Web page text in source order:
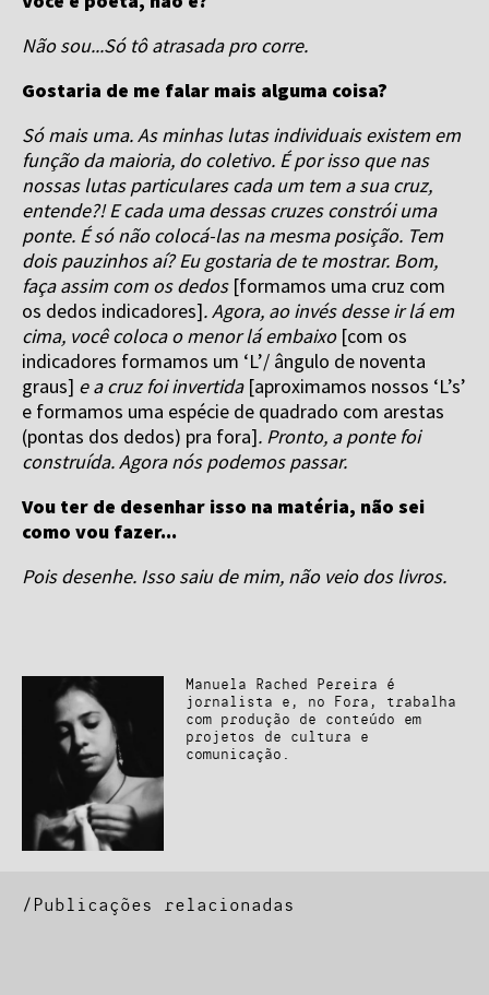
Não sou...Só tô atrasada pro corre.
Gostaria de me falar mais alguma coisa?
Só mais uma. As minhas lutas individuais existem em
função da maioria, do coletivo. É por isso que nas
nossas lutas particulares cada um tem a sua cruz,
entende?! E cada uma dessas cruzes constrói uma
ponte. É só não colocá-las na mesma posição. Tem
dois pauzinhos aí? Eu gostaria de te mostrar. Bom,
faça assim com os dedos [formamos uma cruz com
os dedos indicadores]. Agora, ao invés desse ir lá em
cima, você coloca o menor lá embaixo [com os
indicadores formamos um ‘L’/ ângulo de noventa
graus] e a cruz foi invertida[aproximamos nossos ‘L’s’
e formamos uma espécie de quadrado com arestas
(pontas dos dedos) pra fora]. Pronto, a ponte foi
construída. Agora nós podemos passar.
Vou ter de desenhar isso na matéria, não sei
como vou fazer...
Pois desenhe. Isso saiu de mim, não veio dos livros.
Manuela Rached Pereira é
jornalista e, no Fora, trabalha
com produção de conteúdo em
projetos de cultura e
comunicação.
/Publicações relacionadas